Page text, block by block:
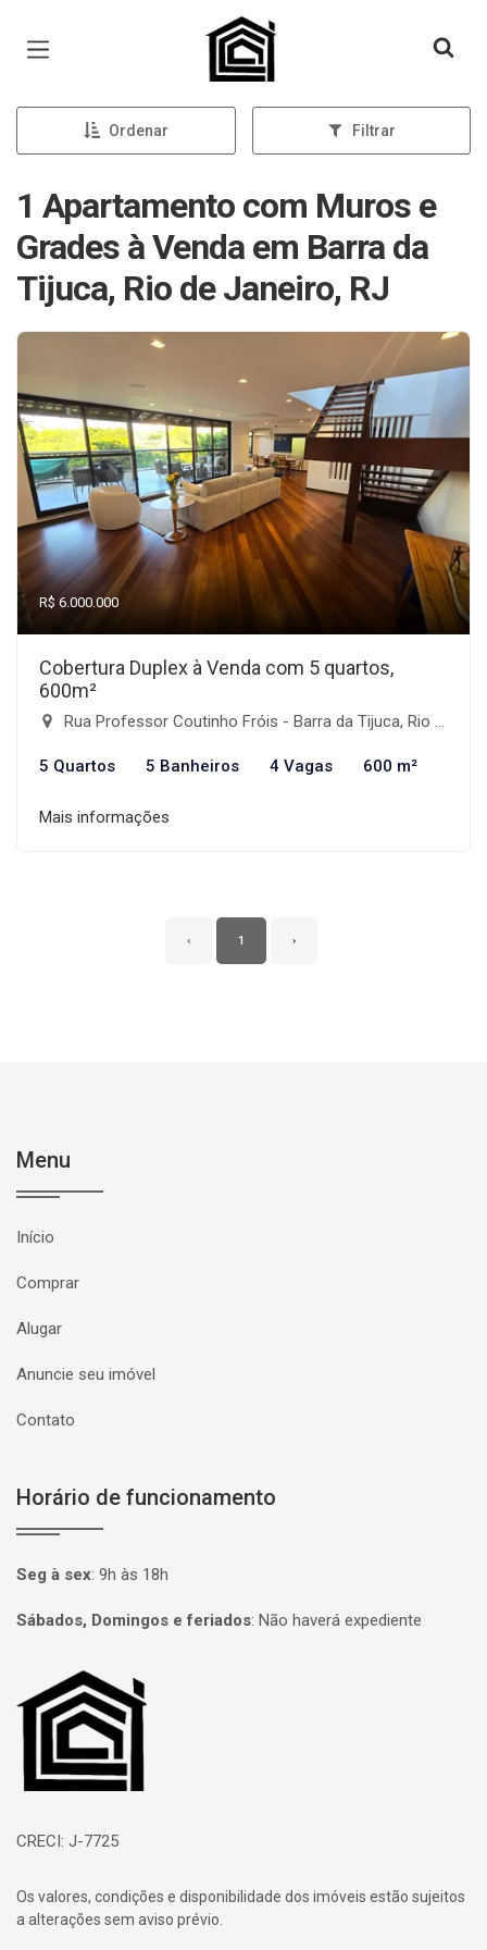
Página inicial
Ordenar Filtrar
1 Apartamento com Muros e
Grades à Venda em Barra da
Tijuca, Rio de Janeiro, RJ
R$ 6.000.000
Cobertura Duplex à Venda com 5 quartos,
600m²
Rua Professor Coutinho Fróis - Barra da Tijuca, Rio de Janeiro-RJ
5 Quartos 5 Banheiros 4 Vagas 600 m²
Mais informações
‹ 1 ›
Menu
Início
Comprar
Alugar
Anuncie seu imóvel
Contato
Horário de funcionamento
Seg à sex: 9h às 18h
Sábados, Domingos e feriados: Não haverá expediente
Página inicial
CRECI: J-7725
Os valores, condições e disponibilidade dos imóveis estão sujeitos
a alterações sem aviso prévio.